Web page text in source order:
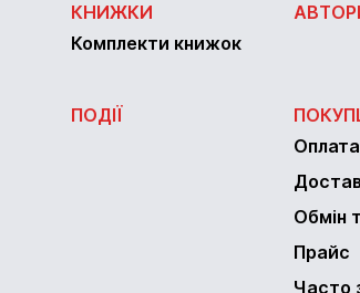
КНИЖКИ
Комплекти книжок
ПОДІЇ
Оплата
Обмін
Прайс
Часто